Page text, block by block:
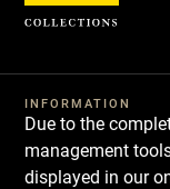
INFORMATION
Due to the
management
displayed in our
Cookies management